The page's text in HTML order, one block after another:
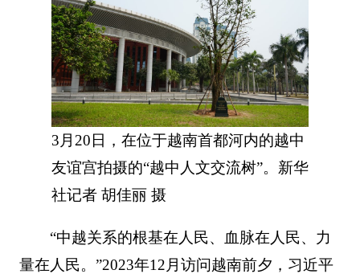
3月20日，在位于越南首都河内的越中
友谊宫拍摄的“越中人文交流树”。新华
社记者 胡佳丽 摄
“中越关系的根基在人民、血脉在人民、力
量在人民。”2023年12月访问越南前夕，习近平